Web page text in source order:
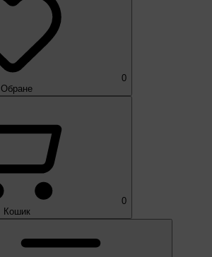
0
Обране
0
Кошик